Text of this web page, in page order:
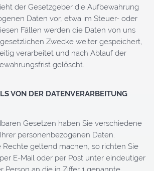
der Gesetzgeber die Aufbewahrung
Daten vor, etwa im Steuer- oder
Fällen werden die Daten von uns
Zwecke weiter gespeichert,
verarbeitet und nach Ablauf der
gelöscht.
VON DER DATENVERARBEITUNG
Gesetzen haben Sie verschiedene
personenbezogenen Daten.
Rechte geltend machen, so richten Sie
E-Mail oder per Post unter eindeutiger